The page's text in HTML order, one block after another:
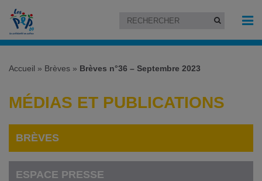
Accueil » Brèves » Brèves n°36 – Septembre 2023
MÉDIAS ET PUBLICATIONS
BRÈVES
ESPACE PRESSE